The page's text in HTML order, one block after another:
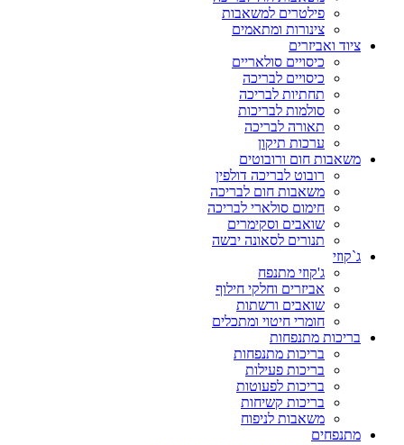
פילטרים למשאבות
צינורות ומתאמים
ציוד ואביזרים
כיסויים סולאריים
כיסויים לבריכה
תחתיות לבריכה
סולמות לבריכות
תאורה לבריכה
ערכות תיקון
משאבות חום ורובוטים
רובוט לבריכה דולפין
משאבות חום לבריכה
חימום סולארי לבריכה
שואבים וסקימרים
תנורים לסאונה יבשה
ג`קוזי
ג'קוזי מתנפח
אביזרים וחלקי חילוף
שואבים ורשתות
חומרי חיטוי ומתכלים
בריכות מתנפחות
בריכות מתנפחות
בריכות פעילות
בריכות לפעוטות
בריכות קשיחות
משאבות לניפוח
מתנפחים